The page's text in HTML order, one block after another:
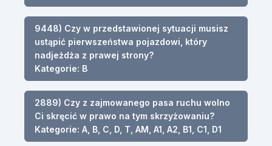
9448) Czy w przedstawionej sytuacji musisz
ustąpić pierwszeństwa pojazdowi, który
nadjeżdża z prawej strony?
Kategorie: B
2889) Czy z zajmowanego pasa ruchu wolno
Ci skręcić w prawo na tym skrzyżowaniu?
Kategorie: A, B, C, D, T, AM, A1, A2, B1, C1, D1